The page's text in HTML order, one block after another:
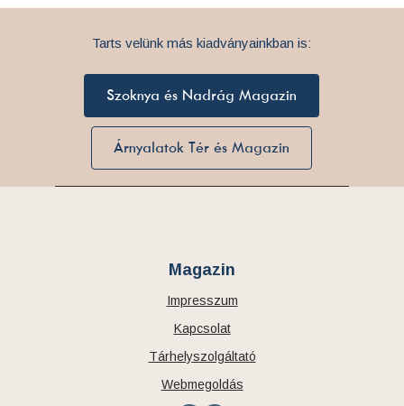
Tarts velünk más kiadványainkban is:
Szoknya és Nadrág Magazin
Árnyalatok Tér és Magazin
Magazin
Impresszum
Kapcsolat
Tárhelyszolgáltató
Webmegoldás